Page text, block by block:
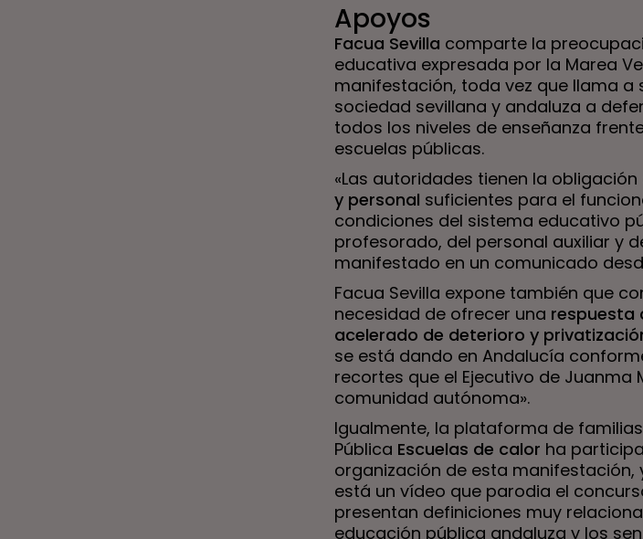
Apoyos
Facua Sevilla comparte la
educativa expresada por la Marea
manifestación, toda vez que llama a
sociedad sevillana y andaluza a
todos los niveles de enseñanza
escuelas públicas.
«Las autoridades tienen la obligación
y personal suficientes para el
condiciones del sistema educativo
profesorado, del personal auxiliar y
manifestado en un comunicado
Facua Sevilla expone también que
necesidad de ofrecer una respuesta
acelerado de deterioro y
se está dando en Andalucía
recortes que el Ejecutivo de Juanma
comunidad autónoma».
Igualmente, la plataforma de
Pública Escuelas de calor ha
organización de esta manifestación,
está un vídeo que parodia el
presentan definiciones muy
educación pública andaluza y los